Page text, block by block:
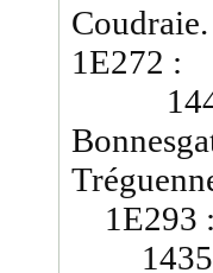
Coudraie.
1E272 :
1442
1E293
1435 :